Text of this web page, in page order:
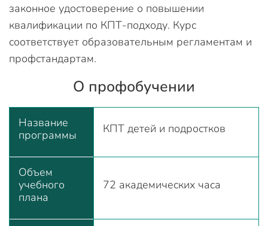
законное удостоверение о повышении
квалификации по КПТ-подходу. Курс
соответствует образовательным регламентам и
профстандартам.
О профобучении
Название
программы
КПТ детей и подростков
Объем
учебного
плана
72 академических часа